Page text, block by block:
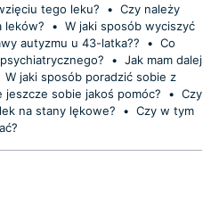
tego leku? • Czy należy
leków?
• W jaki sposób wyciszyć
autyzmu u 43-latka?? • Co
• Jak mam dalej
W jaki sposób poradzić sobie z
jeszcze sobie jakoś pomóc? • Czy
na stany lękowe?
• Czy w tym